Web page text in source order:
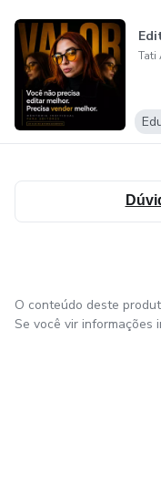
Tati
O conteúdo deste
Se você vir informações